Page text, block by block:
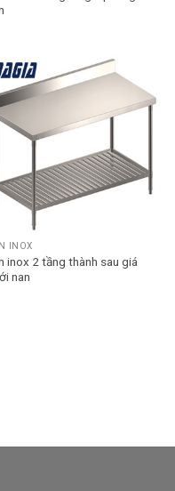
INOX
inox 2 tầng thành sau giá
nan